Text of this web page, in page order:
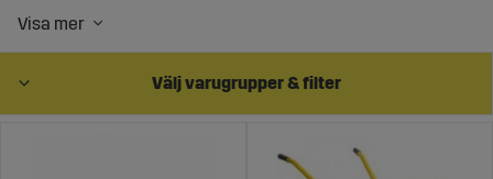
bra kvalitet och som är bekväm och lätt att köra med.
Välj varugrupper & filter